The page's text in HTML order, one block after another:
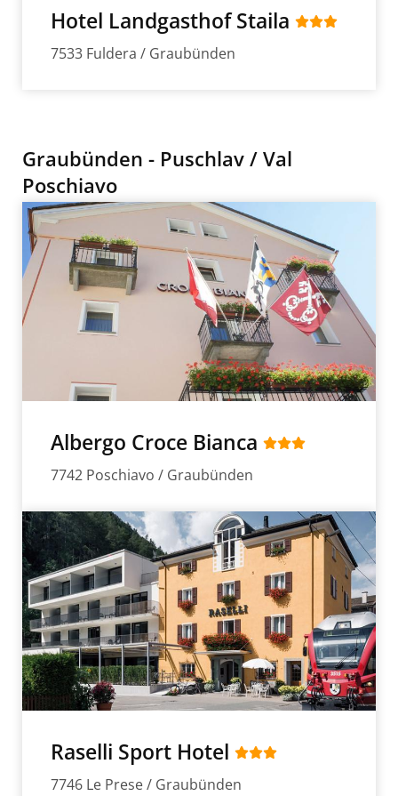
Hotel Landgasthof Staila
7533 Fuldera / Graubünden
Graubünden - Puschlav / Val
Poschiavo
Albergo Croce Bianca
7742 Poschiavo / Graubünden
Raselli Sport Hotel
7746 Le Prese / Graubünden